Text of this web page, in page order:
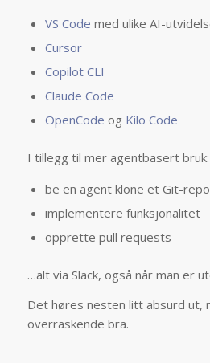
VS Code med ulike AI-
Cursor
Copilot CLI
Claude Code
OpenCode og Kilo Code
I tillegg til mer agentbasert bruk:
be en agent klone et Git-repo
implementere funksjonalitet
opprette pull requests
…alt via Slack, også når man er
Det høres nesten litt absurd ut,
overraskende bra.